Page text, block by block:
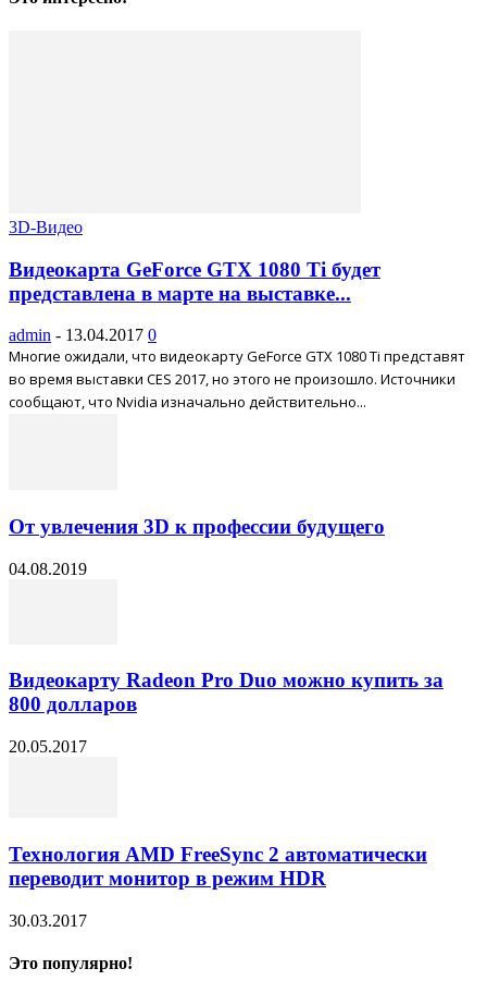
3D-Видео
Видеокарта GeForce GTX 1080 Ti будет
представлена в марте на выставке...
admin - 13.04.2017 0
Многие ожидали, что видеокарту GeForce GTX 1080 Ti представят
во время выставки CES 2017, но этого не произошло. Источники
сообщают, что Nvidia изначально действительно...
От увлечения 3D к профессии будущего
04.08.2019
Видеокарту Radeon Pro Duo можно купить за
800 долларов
20.05.2017
Технология AMD FreeSync 2 автоматически
переводит монитор в режим HDR
30.03.2017
Это популярно!